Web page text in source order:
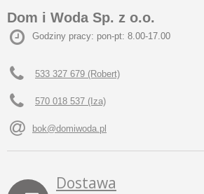
Dom i Woda Sp. z o.o.
Godziny pracy: pon-pt: 8.00-17.00
533 327 679 (Robert)
570 018 537 (Iza)
bok@domiwoda.pl
Dostawa